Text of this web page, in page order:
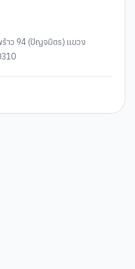
าว 94 (ปัญจมิตร) แขวง